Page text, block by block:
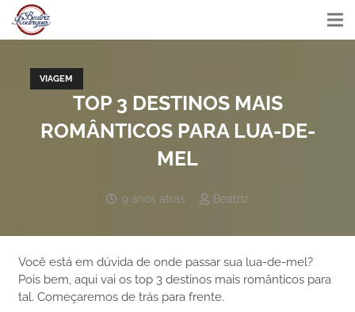
VIAGEM
TOP 3 DESTINOS MAIS
ROMÂNTICOS PARA LUA-DE-
MEL
9 anos atrás Beatriz
Você está em dúvida de onde passar sua lua-de-mel?
Pois bem, aqui vai os top 3 destinos mais românticos para
tal. Começaremos de trás para frente.